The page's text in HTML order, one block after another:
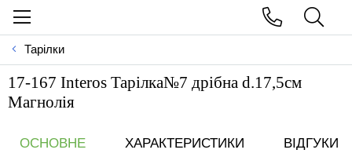
Тарілки
17-167 Interos Тарілка№7 дрібна d.17,5см
Магнолія
ОСНОВНЕ ХАРАКТЕРИСТИКИ ВІДГУКИ